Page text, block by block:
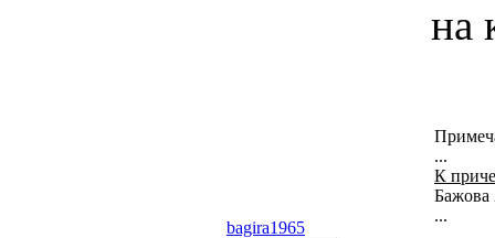
bagira1965
на
...
К
Бажова
...